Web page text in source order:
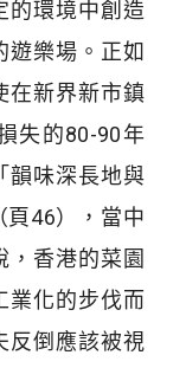
的環境中創造
遊樂場。正如
在新界新市鎮
失的80-90年
韻味深長地與
頁46），當中
，香港的菜園
業化的步伐而
反倒應該被視